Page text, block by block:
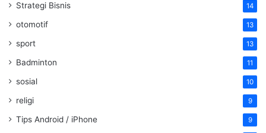
Strategi Bisnis 14
otomotif 13
sport 13
Badminton 11
sosial 10
religi 9
Tips Android / iPhone 9